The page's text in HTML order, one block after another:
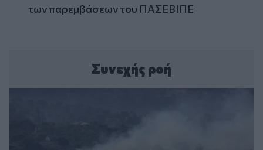
των παρεμβάσεων του ΠΑΣΕΒΙΠΕ
Συνεχής ροή